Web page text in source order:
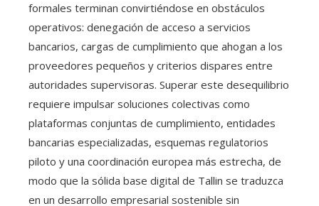
formales terminan convirtiéndose en obstáculos
operativos: denegación de acceso a servicios
bancarios, cargas de cumplimiento que ahogan a los
proveedores pequeños y criterios dispares entre
autoridades supervisoras. Superar este desequilibrio
requiere impulsar soluciones colectivas como
plataformas conjuntas de cumplimiento, entidades
bancarias especializadas, esquemas regulatorios
piloto y una coordinación europea más estrecha, de
modo que la sólida base digital de Tallin se traduzca
en un desarrollo empresarial sostenible sin